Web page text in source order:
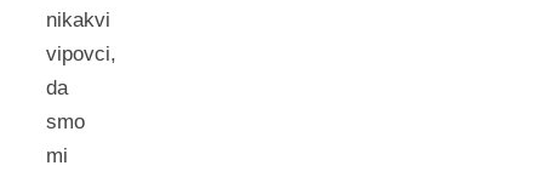
nikakvi
vipovci,
da
smo
mi